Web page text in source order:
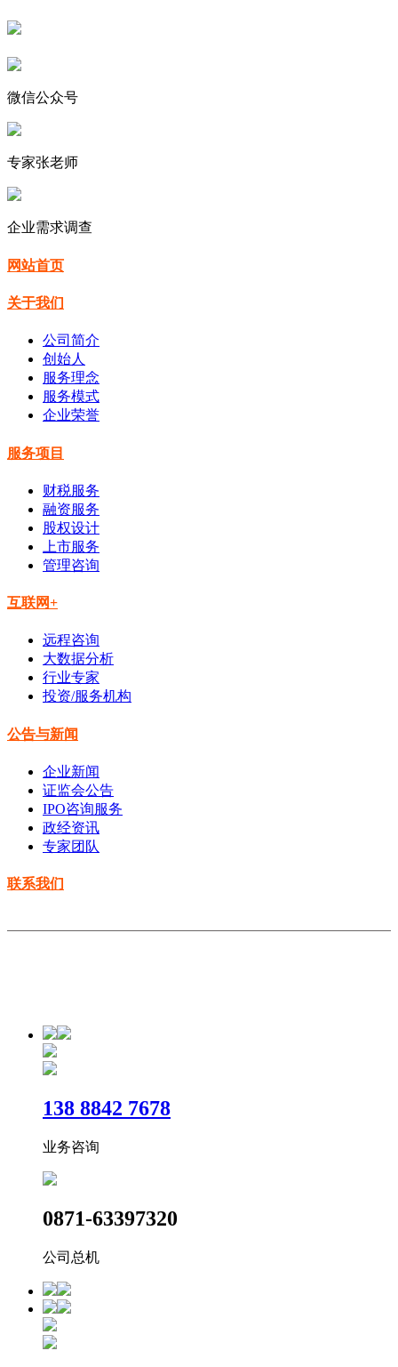
微信公众号
专家张老师
企业需求调查
网站首页
关于我们
公司简介
创始人
服务理念
服务模式
企业荣誉
服务项目
财税服务
融资服务
股权设计
上市服务
管理咨询
互联网+
远程咨询
大数据分析
行业专家
投资/服务机构
公告与新闻
企业新闻
证监会公告
IPO咨询服务
政经资讯
专家团队
联系我们
​138 8842 7678
业务咨询
0871-63397320
公司总机